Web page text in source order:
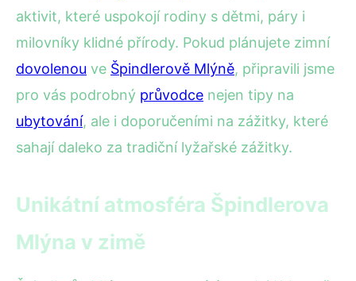
aktivit, které uspokojí rodiny s dětmi, páry i
milovníky klidné přírody. Pokud plánujete zimní
dovolenou ve Špindlerově Mlýně, připravili jsme
pro vás podrobný průvodce nejen tipy na
ubytování, ale i doporučeními na zážitky, které
sahají daleko za tradiční lyžařské zážitky.
Unikátní atmosféra Špindlerova
Mlýna v zimě